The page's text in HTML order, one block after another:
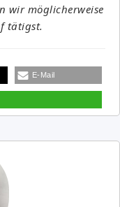
wir möglicherweise
tätigst.
E-Mail